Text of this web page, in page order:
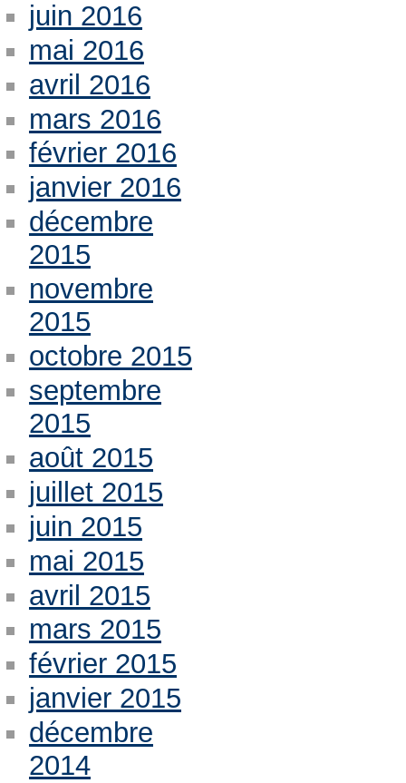
juin 2016
mai 2016
avril 2016
mars 2016
février 2016
janvier 2016
décembre
2015
novembre
2015
octobre 2015
septembre
2015
août 2015
juillet 2015
juin 2015
mai 2015
avril 2015
mars 2015
février 2015
janvier 2015
décembre
2014